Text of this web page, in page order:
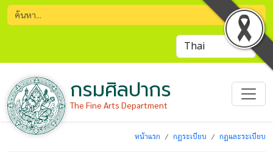
กรมศิลปากร
The Fine Arts Department
หน้าแรก กฎระเบียบ กฎและระเบียบ